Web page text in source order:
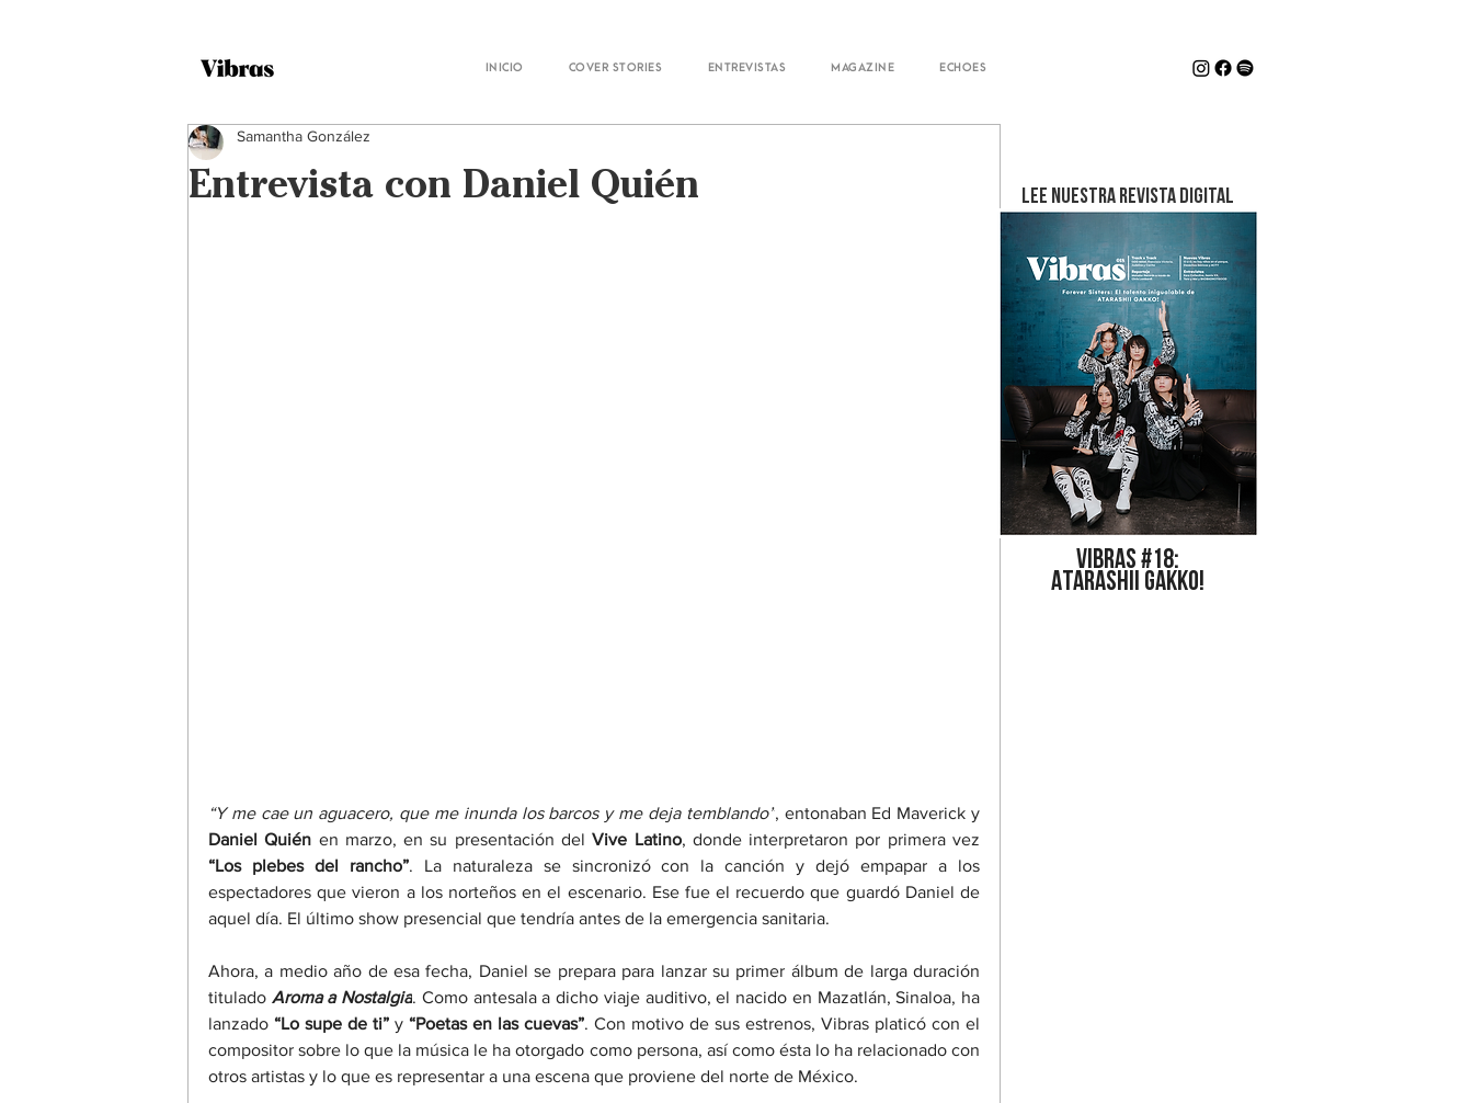
Inicio Cover Stories Entrevistas Magazine Echoes
Entrevista con Daniel Quién
Samantha González
“Y me cae un aguacero, que me inunda los barcos y me deja temblando”
Daniel Quién en marzo, en su presentación del Vive Latino
“Los plebes del rancho”. La naturaleza se sincronizó con la canción y dejó empapar a los
espectadores que vieron a los norteños en el escenario. Ese fue el recuerdo que guardó Daniel de
aquel día. El último show presencial que tendría antes de la emergencia sanitaria.
Ahora, a medio año de esa fecha, Daniel se prepara para lanzar su primer álbum de larga duración
titulado Aroma a Nostalgia. Como antesala a dicho viaje auditivo, el nacido en Mazatlán, Sinaloa, ha
lanzado “Lo supe de ti” y “Poetas en las cuevas”. Con motivo de sus estrenos, Vibras platicó con el
compositor sobre lo que la música le ha otorgado como persona, así como ésta lo ha relacionado con
otros artistas y lo que es representar a una escena que proviene del norte de México.
LEE NUESTRA REVISTA DIGITAL
Vibras #18:
ATARASHII GAKKO!